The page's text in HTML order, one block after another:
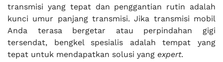
transmisi yang tepat dan penggantian rutin adalah
kunci umur panjang transmisi. Jika transmisi mobil
Anda terasa bergetar atau perpindahan gigi
tersendat, bengkel spesialis adalah tempat yang
tepat untuk mendapatkan solusi yang expert.